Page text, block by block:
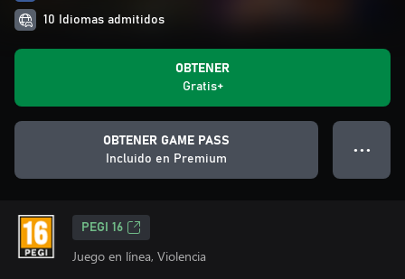
10 Idiomas admitidos
OBTENER
Gratis+
OBTENER GAME PASS
Incluido en Premium
● ● ●
PEGI 16
Juego en línea, Violencia